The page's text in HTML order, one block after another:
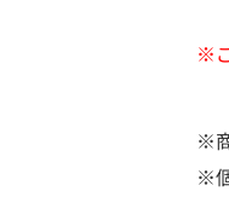
※
※
※